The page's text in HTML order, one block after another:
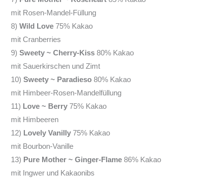
mit Rosen-Mandel-Füllung
8)Wild Love 75% Kakao
mit Cranberries
9)Sweety ~ Cherry-Kiss 80% Kakao
mit Sauerkirschen und Zimt
10)Sweety ~ Paradieso 80% Kakao
mit Himbeer-Rosen-Mandelfüllung
11) Love ~ Berry 75% Kakao
mit Himbeeren
12) Lovely Vanilly75% Kakao
mit Bourbon-Vanille
13) Pure Mother ~ Ginger-Flame 86% Kakao
mit Ingwer und Kakaonibs